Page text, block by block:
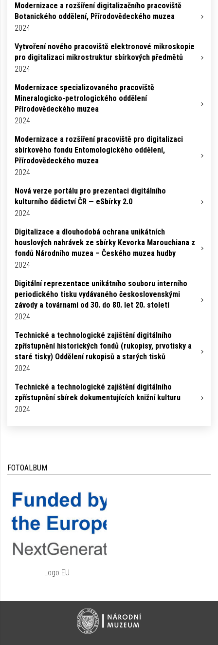
Modernizace a rozšíření digitalizačního pracoviště
Botanického oddělení, Přírodovědeckého muzea
2024
Vytvoření nového pracoviště elektronové mikroskopie
pro digitalizaci mikrostruktur sbírkových předmětů
2024
Modernizace specializovaného pracoviště
Mineralogicko-petrologického oddělení
Přírodovědeckého muzea
2024
Modernizace a rozšíření pracoviště pro digitalizaci
sbírkového fondu Entomologického oddělení,
Přírodovědeckého muzea
2024
Nová verze portálu pro prezentaci digitálního
kulturního dědictví ČR — eSbírky 2.0
2024
Digitalizace a dlouhodobá ochrana unikátních
houslových nahrávek ze sbírky Kevorka Marouchiana z
fondů Národního muzea – Českého muzea hudby
2024
Digitální reprezentace unikátního souboru interního
periodického tisku vydávaného československými
závody a továrnami od 30. do 80. let 20. století
2024
Technické a technologické zajištění digitálního
zpřístupnění historických fondů (rukopisy, prvotisky a
staré tisky) Oddělení rukopisů a starých tisků
2024
Technické a technologické zajištění digitálního
zpřístupnění sbírek dokumentujících knižní kulturu
2024
FOTOALBUM
Logo EU